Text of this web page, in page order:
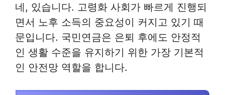
네, 있습니다. 고령화 사회가 빠르게 진행되
면서 노후 소득의 중요성이 커지고 있기 때
문입니다. 국민연금은 은퇴 후에도 안정적
인 생활 수준을 유지하기 위한 가장 기본적
인 안전망 역할을 합니다.